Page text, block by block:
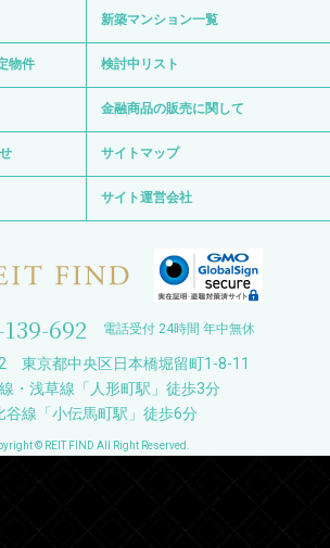
新築マンション一覧
物件 検討中リスト
金融商品の販売に関して
サイトマップ
サイト運営会社
692 電話受付 24時間 年中無休
東京都中央区日本橋堀留町1-8-11
・浅草線「人形町駅」徒歩3分
谷線「小伝馬町駅」徒歩6分
© REIT FIND All Right Reserved.